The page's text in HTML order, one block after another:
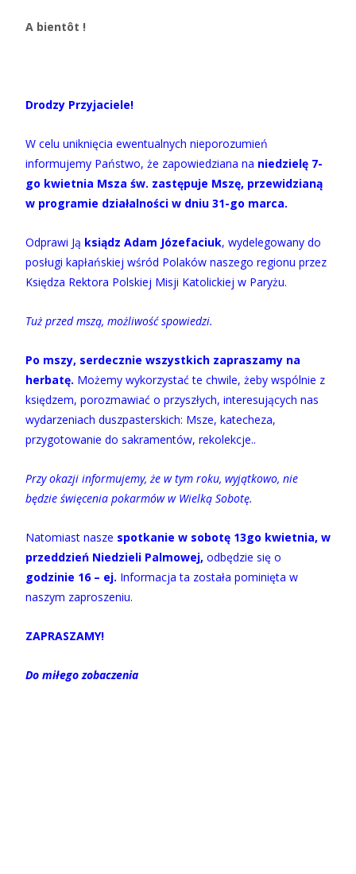
A bientôt !
Drodzy Przyjaciele!
W celu uniknięcia ewentualnych nieporozumień
informujemy Państwo, że zapowiedziana na niedzielę 7-
go kwietnia Msza św. zastępuje Mszę, przewidzianą
w programie działalności w dniu 31-go marca.
Odprawi Ją ksiądz Adam Józefaciuk, wydelegowany do
posługi kapłańskiej wśród Polaków naszego regionu przez
Księdza Rektora Polskiej Misji Katolickiej w Paryżu.
Tuż przed mszą, możliwość spowiedzi.
Po mszy, serdecznie wszystkich zapraszamy na
herbatę. Możemy wykorzystać te chwile, żeby wspólnie z
księdzem, porozmawiać o przyszłych, interesujących nas
wydarzeniach duszpasterskich: Msze, katecheza,
przygotowanie do sakramentów, rekolekcje..
Przy okazji informujemy, że w tym roku, wyjątkowo, nie
będzie święcenia pokarmów w Wielką Sobotę.
Natomiast nasze spotkanie w sobotę 13go kwietnia, w
przeddzień Niedzieli Palmowej, odbędzie się o
godzinie 16 – ej. Informacja ta została pominięta w
naszym zaproszeniu.
ZAPRASZAMY!
Do miłego zobaczenia